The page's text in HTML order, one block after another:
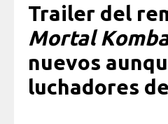
Trailer del
Mortal
nuevos
luchadores